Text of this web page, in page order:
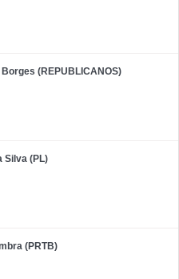
(REPUBLICANOS)
Silva (PL)
(PRTB)